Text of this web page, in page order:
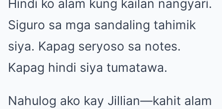
Hindi ko alam kung kailan nangyari.
Siguro sa mga sandaling tahimik
siya. Kapag seryoso sa notes.
Kapag hindi siya tumatawa.
Nahulog ako kay Jillian—kahit alam